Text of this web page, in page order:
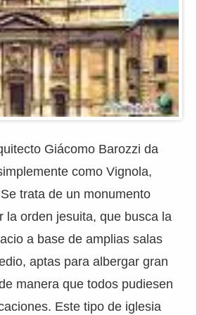
Giácomo Barozzi da
como Vignola,
trata de un monumento
la orden jesuita, que busca la
a base de amplias salas
aptas para albergar gran
manera que todos pudiesen
Este tipo de iglesia